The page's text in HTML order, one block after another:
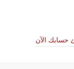
حسابك الآن